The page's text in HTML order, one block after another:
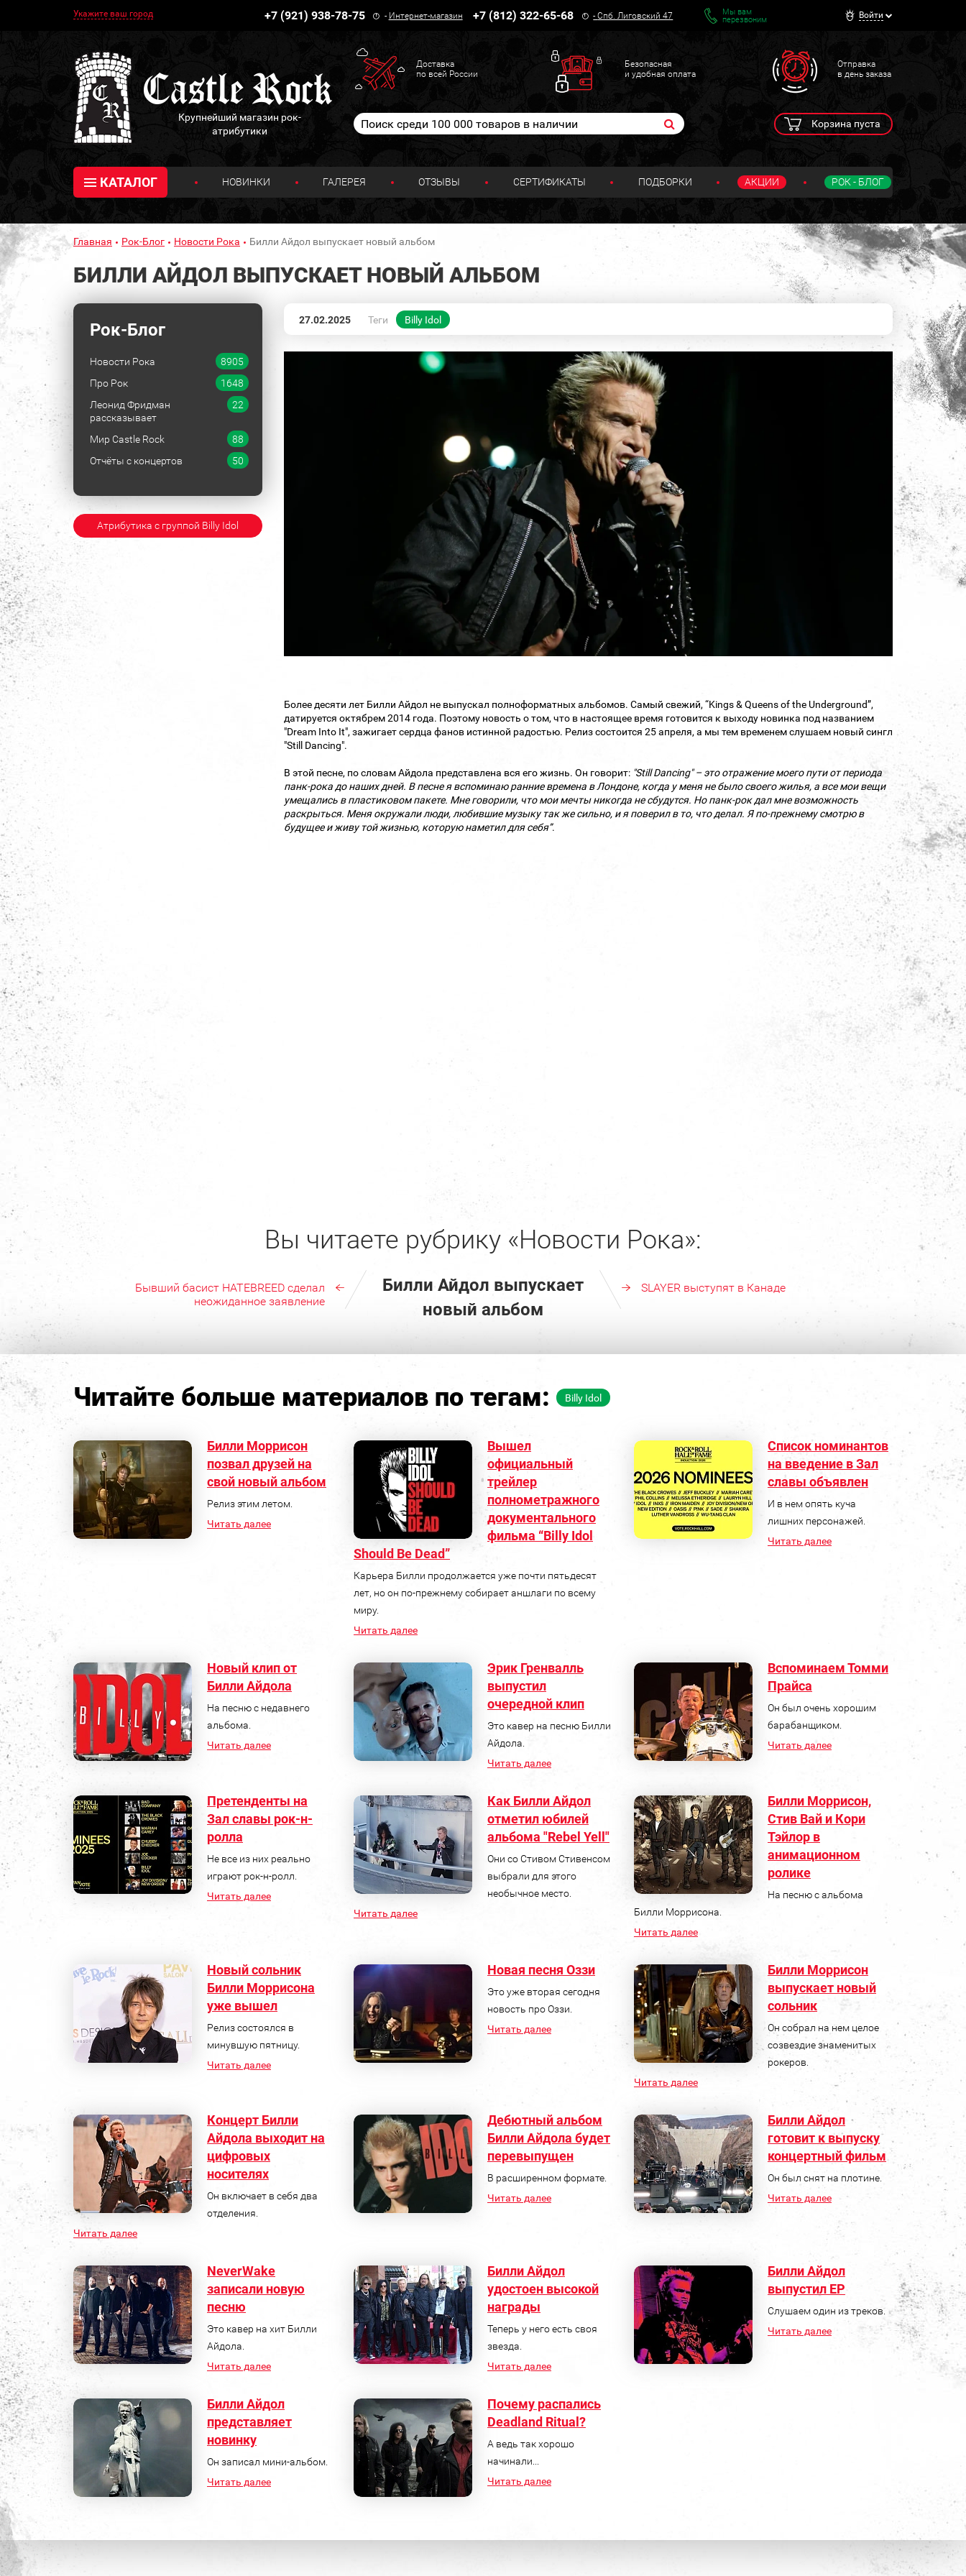
Укажите ваш город +7 (921) 938-78-75 - Интернет-магазин +7 (812) 322-65-68 -Спб. Лиговский 47
Мы вам
перезвоним
Войти
Крупнейший магазин рок-
атрибутики
Доставка
по всей России
Безопасная
и удобная оплата
Отправка
в день заказа
Корзина пуста
КАТАЛОГ НОВИНКИ ГАЛЕРЕЯ ОТЗЫВЫ СЕРТИФИКАТЫ ПОДБОРКИ АКЦИИ РОК - БЛОГ
Главная Рок-Блог Новости Рока Билли Айдол выпускает новый альбом
БИЛЛИ АЙДОЛ ВЫПУСКАЕТ НОВЫЙ АЛЬБОМ
Рок-Блог
Новости Рока
8905
Про Рок
1648
Леонид Фридман
рассказывает
22
Мир Castle Rock
88
Отчёты с концертов
50
Атрибутика с группой Billy Idol
27.02.2025 Теги Billy Idol
Более десяти лет Билли Айдол не выпускал полноформатных альбомов. Самый свежий, “Kings & Queens of the Underground”,
датируется октябрем 2014 года. Поэтому новость о том, что в настоящее время готовится к выходу новинка под названием
"Dream Into It", зажигает сердца фанов истинной радостью. Релиз состоится 25 апреля, а мы тем временем слушаем новый сингл
"Still Dancing".
В этой песне, по словам Айдола представлена вся его жизнь. Он говорит: "Still Dancing" – это отражение моего пути от периода
панк-рока до наших дней. В песне я вспоминаю ранние времена в Лондоне, когда у меня не было своего жилья, а все мои вещи
умещались в пластиковом пакете. Мне говорили, что мои мечты никогда не сбудутся. Но панк-рок дал мне возможность
раскрыться. Меня окружали люди, любившие музыку так же сильно, и я поверил в то, что делал. Я по-прежнему смотрю в
будущее и живу той жизнью, которую наметил для себя”.
Вы читаете рубрику «Новости Рока»:
Бывший басист HATEBREED сделал
неожиданное заявление
Билли Айдол выпускает
новый альбом
SLAYER выступят в Канаде
Читайте больше материалов по тегам: Billy Idol
Билли Моррисон
позвал друзей на
свой новый альбом
Релиз этим летом.
Читать далее
Вышел
официальный
трейлер
полнометражного
документального
фильма “Billy Idol
Should Be Dead”
Карьера Билли продолжается уже почти пятьдесят
лет, но он по-прежнему собирает аншлаги по всему
миру.
Читать далее
Список номинантов
на введение в Зал
славы объявлен
И в нем опять куча
лишних персонажей.
Читать далее
Новый клип от
Билли Айдола
На песню с недавнего
альбома.
Читать далее
Эрик Гренвалль
выпустил
очередной клип
Это кавер на песню Билли
Айдола.
Читать далее
Вспоминаем Томми
Прайса
Он был очень хорошим
барабанщиком.
Читать далее
Претенденты на
Зал славы рок-н-
ролла
Не все из них реально
играют рок-н-ролл.
Читать далее
Как Билли Айдол
отметил юбилей
альбома "Rebel Yell"
Они со Стивом Стивенсом
выбрали для этого
необычное место.
Читать далее
Билли Моррисон,
Стив Вай и Кори
Тэйлор в
анимационном
ролике
На песню с альбома
Билли Моррисона.
Читать далее
Новый сольник
Билли Моррисона
уже вышел
Релиз состоялся в
минувшую пятницу.
Читать далее
Новая песня Оззи
Это уже вторая сегодня
новость про Оззи.
Читать далее
Билли Моррисон
выпускает новый
сольник
Он собрал на нем целое
созвездие знаменитых
рокеров.
Читать далее
Концерт Билли
Айдола выходит на
цифровых
носителях
Он включает в себя два
отделения.
Читать далее
Дебютный альбом
Билли Айдола будет
перевыпущен
В расширенном формате.
Читать далее
Билли Айдол
готовит к выпуску
концертный фильм
Он был снят на плотине.
Читать далее
NeverWake
записали новую
песню
Это кавер на хит Билли
Айдола.
Читать далее
Билли Айдол
удостоен высокой
награды
Теперь у него есть своя
звезда.
Читать далее
Билли Айдол
выпустил ЕР
Слушаем один из треков.
Читать далее
Билли Айдол
представляет
новинку
Он записал мини-альбом.
Читать далее
Почему распались
Deadland Ritual?
А ведь так хорошо
начинали...
Читать далее